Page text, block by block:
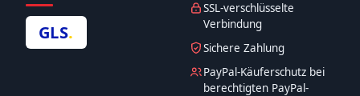
GLS.
SSL-verschlüsselte
Verbindung
Sichere Zahlung
PayPal-Käuferschutz bei
berechtigten PayPal-